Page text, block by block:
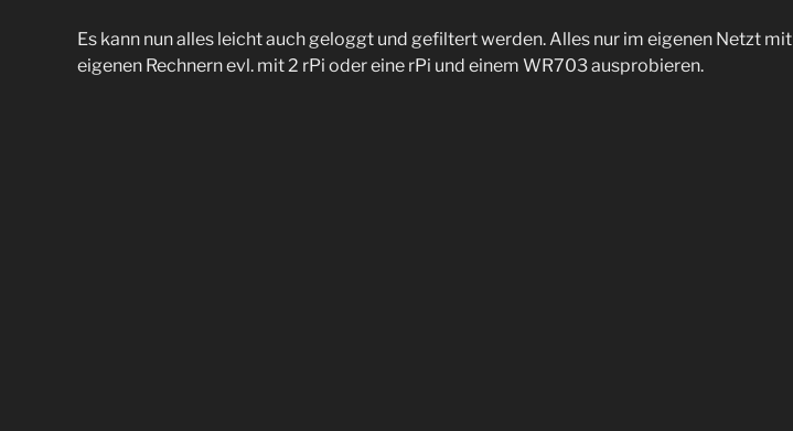
Es kann nun alles leicht auch geloggt und gefiltert werden. Alles nur im eigenen Netzt mit
eigenen Rechnern evl. mit 2 rPi oder eine rPi und einem WR703 ausprobieren.